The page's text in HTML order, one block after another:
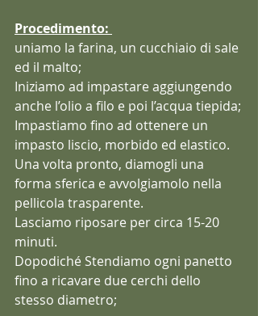
Procedimento:
uniamo la farina, un cucchiaio di sale
ed il malto;
Iniziamo ad impastare aggiungendo
anche l’olio a filo e poi l’acqua tiepida;
Impastiamo fino ad ottenere un
impasto liscio, morbido ed elastico.
Una volta pronto, diamogli una
forma sferica e avvolgiamolo nella
pellicola trasparente.
Lasciamo riposare per circa 15-20
minuti.
Dopodiché Stendiamo ogni panetto
fino a ricavare due cerchi dello
stesso diametro;